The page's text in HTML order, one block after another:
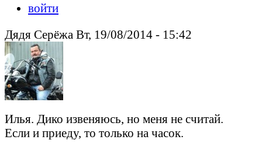
войти
Дядя Серёжа Вт, 19/08/2014 - 15:42
Илья. Дико извеняюсь, но меня не считай.
Если и приеду, то только на часок.